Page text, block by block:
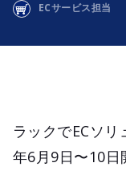
ECサービス担当
ラックでECソ
年6月9日〜10